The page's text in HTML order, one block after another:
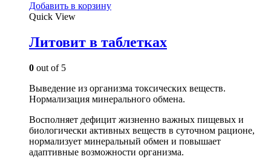
Добавить в корзину
Quick View
Литовит в таблетках
0 out of 5
Выведение из организма токсических веществ.
Нормализация минерального обмена.
Восполняет дефицит жизненно важных пищевых и
биологически активных веществ в суточном рационе,
нормализует минеральный обмен и повышает
адаптивные возможности организма.